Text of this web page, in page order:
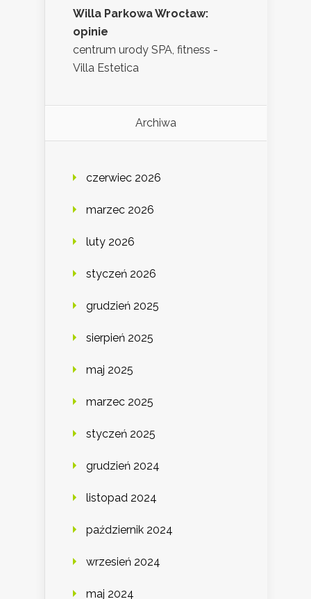
Willa Parkowa Wrocław:
opinie
centrum urody SPA, fitness -
Villa Estetica
Archiwa
czerwiec 2026
marzec 2026
luty 2026
styczeń 2026
grudzień 2025
sierpień 2025
maj 2025
marzec 2025
styczeń 2025
grudzień 2024
listopad 2024
październik 2024
wrzesień 2024
maj 2024